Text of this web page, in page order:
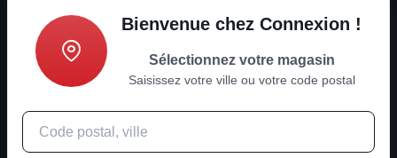
Informations
Nouvelles tendances ?
Rejoignez-nous
Bienvenue chez Connexion !
Sélectionnez votre magasin
Saisissez votre ville ou votre code postal